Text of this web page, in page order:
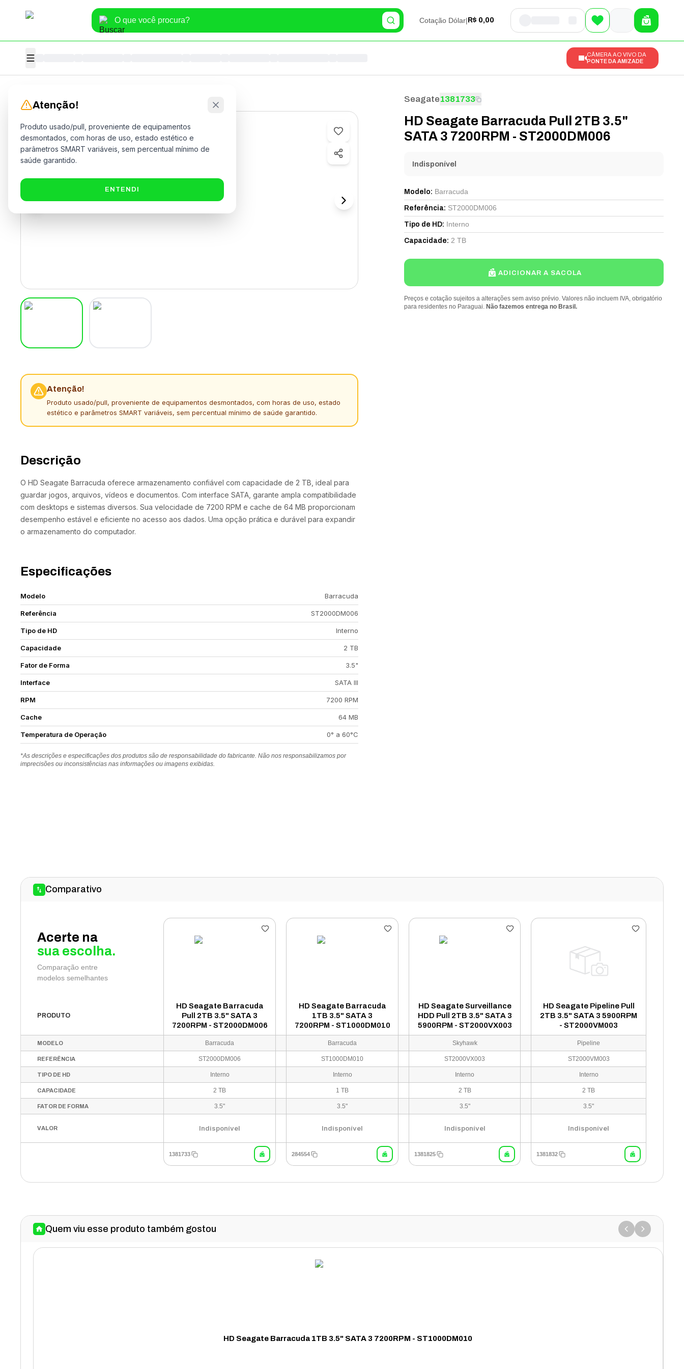
Cotação Dólar| R$ 0,00
CÂMERA AO VIVO DA
PONTE DA AMIZADE
Atenção!
Produto usado/pull, proveniente de equipamentos desmontados, com horas de uso, estado
estético e parâmetros SMART variáveis, sem percentual mínimo de saúde garantido.
Descrição
O HD Seagate Barracuda oferece armazenamento confiável com capacidade de 2 TB, ideal para
guardar jogos, arquivos, vídeos e documentos. Com interface SATA, garante ampla compatibilidade
com desktops e sistemas diversos. Sua velocidade de 7200 RPM e cache de 64 MB proporcionam
desempenho estável e eficiente no acesso aos dados. Uma opção prática e durável para expandir
o armazenamento do computador.
Especificações
Modelo Barracuda
Referência ST2000DM006
Tipo de HD Interno
Capacidade 2 TB
Fator de Forma 3.5"
Interface SATA III
RPM 7200 RPM
Cache 64 MB
Temperatura de Operação 0° a 60°C
*As descrições e especificações dos produtos são de responsabilidade do fabricante. Não nos responsabilizamos por
imprecisões ou inconsistências nas informações ou imagens exibidas.
Seagate1381733
HD Seagate Barracuda Pull 2TB 3.5"
SATA 3 7200RPM - ST2000DM006
Indisponível
Modelo: Barracuda
Referência: ST2000DM006
Tipo de HD: Interno
Capacidade: 2 TB
ADICIONAR A SACOLA
Preços e cotação sujeitos a alterações sem aviso prévio. Valores não incluem IVA, obrigatório
para residentes no Paraguai. Não fazemos entrega no Brasil.
Comparativo
Acerte na
sua escolha.
Comparação entre
modelos semelhantes
PRODUTO
HD Seagate Barracuda
Pull 2TB 3.5" SATA 3
7200RPM - ST2000DM006
HD Seagate Barracuda
1TB 3.5" SATA 3
7200RPM - ST1000DM010
HD Seagate Surveillance
HDD Pull 2TB 3.5" SATA 3
5900RPM - ST2000VX003
HD Seagate Pipeline Pull
2TB 3.5" SATA 3 5900RPM
- ST2000VM003
MODELO Barracuda Barracuda Skyhawk Pipeline
REFERÊNCIA ST2000DM006 ST1000DM010 ST2000VX003 ST2000VM003
TIPO DE HD Interno Interno Interno Interno
CAPACIDADE 2 TB 1 TB 2 TB 2 TB
FATOR DE FORMA 3.5" 3.5" 3.5" 3.5"
VALOR Indisponível Indisponível Indisponível Indisponível
1381733 284554 1381825 1381832
Quem viu esse produto também gostou
HD Seagate Barracuda 1TB 3.5" SATA 3 7200RPM - ST1000DM010
Atenção!
Produto usado/pull, proveniente de equipamentos
desmontados, com horas de uso, estado estético e
parâmetros SMART variáveis, sem percentual mínimo de
saúde garantido.
ENTENDI